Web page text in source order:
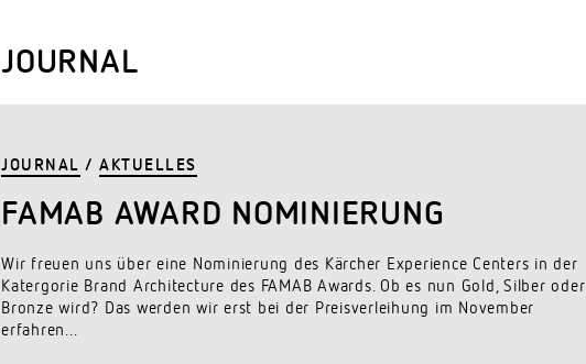
JOURNAL
JOURNAL / AKTUELLES
FAMAB AWARD NOMINIERUNG
Wir freuen uns über eine Nominierung des Kärcher Experience Centers in der
Katergorie Brand Architecture des FAMAB Awards. Ob es nun Gold, Silber oder
Bronze wird? Das werden wir erst bei der Preisverleihung im November
erfahren...